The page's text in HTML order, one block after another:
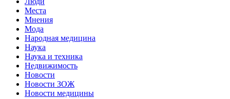
Места
Мнения
Мода
Народная медицина
Наука
Наука и техника
Недвижимость
Новости
Новости ЗОЖ
Новости медицины